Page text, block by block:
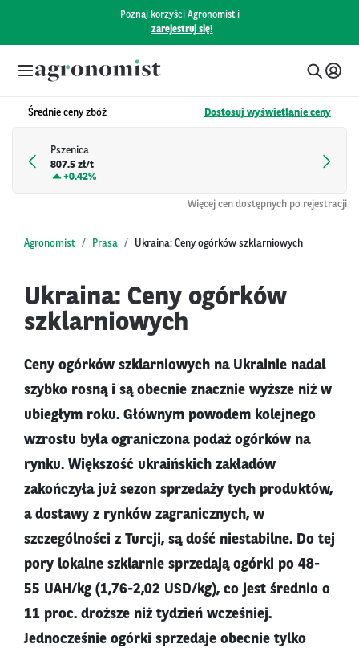
Poznaj korzyści Agronomist i
zarejestruj się!
Średnie ceny zbóż Dostosuj wyświetlanie ceny
Pszenica
807.5 zł/t
+0.42%
Więcej cen dostępnych po rejestracji
Agronomist Prasa Ukraina: Ceny ogórków szklarniowych
Ukraina: Ceny ogórków
szklarniowych
Ceny ogórków szklarniowych na Ukrainie nadal
szybko rosną i są obecnie znacznie wyższe niż w
ubiegłym roku. Głównym powodem kolejnego
wzrostu była ograniczona podaż ogórków na
rynku. Większość ukraińskich zakładów
zakończyła już sezon sprzedaży tych produktów,
a dostawy z rynków zagranicznych, w
szczególności z Turcji, są dość niestabilne. Do tej
pory lokalne szklarnie sprzedają ogórki po 48-
55 UAH/kg (1,76-2,02 USD/kg), co jest średnio o
11 proc. droższe niż tydzień wcześniej.
Jednocześnie ogórki sprzedaje obecnie tylko